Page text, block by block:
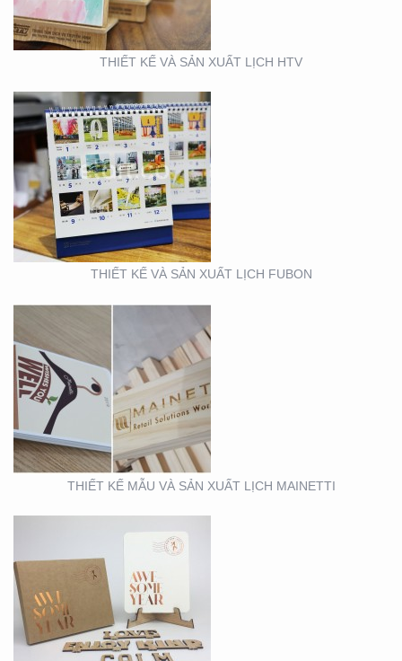
THIẾT KẾ VÀ SẢN XUẤT LỊCH HTV
THIẾT KẾ VÀ SẢN XUẤT LỊCH FUBON
THIẾT KẾ MẪU VÀ SẢN
XUẤT LỊCH MAINETTI
THIẾT KẾ MẪU VÀ SẢN XUẤT LỊCH MAINETTI
MẪU THIẾT KẾ LỊCH
TẾT
MẪU THIẾT KẾ THIỆP
TẾT RICHS